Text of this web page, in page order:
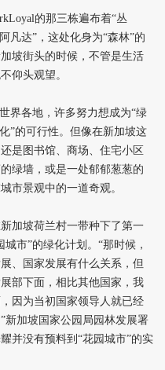
的那三栋遍布着“丛
凡达”，这处化身为“森林”的
坡街头的时候，不管是生活
仰头观望。
界各地，许多努力想成为“绿
”的可行性。但像在新加坡这
是图书馆、商场、住宅小区
绿墙，或是一处郁郁葱葱的
市景观中的一道奇观。
加坡荷兰村一带种下了第一
市”的绿化计划。“那时候，
、国家发展有什么关系，但
部下面，相比其他国家，我
因为当初国家领导人就已经
新加坡国家公园局园林发展署
并没有预料到“花园城市”的实